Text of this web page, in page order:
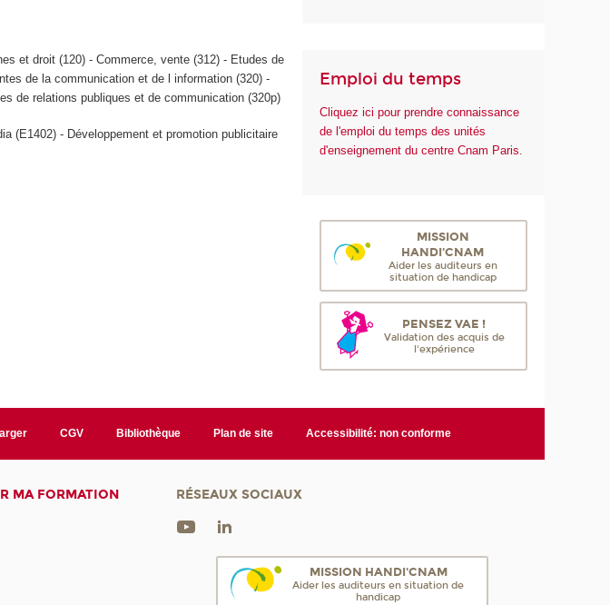
et droit (120) - Commerce, vente (312) - Etudes de
de la communication et de l information (320) -
de relations publiques et de communication (320p)
(E1402) - Développement et promotion publicitaire
Emploi du temps
Cliquez ici pour prendre connaissance
de l'emploi du temps des unités
d'enseignement du centre Cnam Paris.
MISSION
HANDI'CNAM
Aider les auditeurs en
situation de handicap
PENSEZ VAE !
Validation des acquis de
l'expérience
CGV Bibliothèque Plan de site Accessibilité: non conforme
MA FORMATION RÉSEAUX SOCIAUX
MISSION HANDI'CNAM
Aider les auditeurs en situation de
handicap